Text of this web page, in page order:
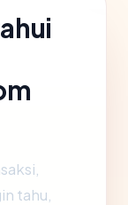
tahu,